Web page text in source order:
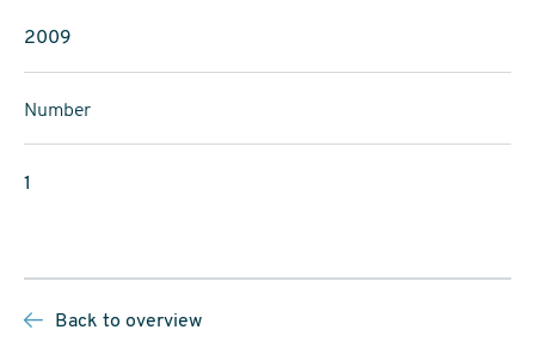
2009
Number
1
Back to overview